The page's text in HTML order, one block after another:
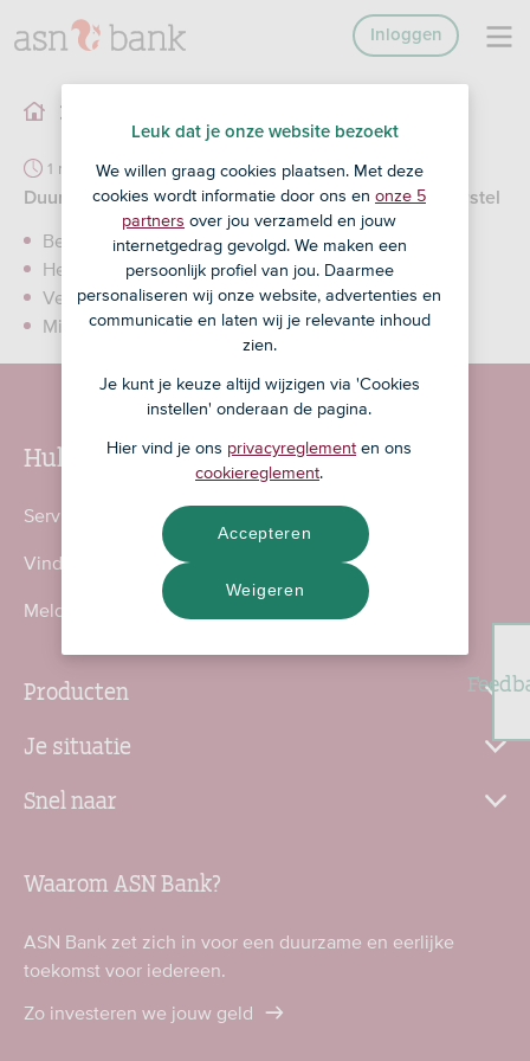
Inloggen
1 min
Duurzame boslandbouw, natuurberscherming en herstel
Betere productie
Herstel biodiversiteit
Vermindering ziekte verspreiding
Minder kans op plagen
Hulp nodig?
Service en contact
Vind een ASN-kantoor
Meld fraude en incidenten
Producten
Je situatie
Snel naar
Waarom ASN Bank?
ASN Bank zet zich in voor een duurzame en eerlijke
toekomst voor iedereen.
Zo investeren we jouw geld
Leuk dat je onze website bezoekt
We willen graag cookies plaatsen. Met deze
cookies wordt informatie door ons en onze 5
partners over jou verzameld en jouw
internetgedrag gevolgd. We maken een
persoonlijk profiel van jou. Daarmee
personaliseren wij onze website, advertenties en
communicatie en laten wij je relevante inhoud
zien.
Je kunt je keuze altijd wijzigen via 'Cookies
instellen' onderaan de pagina.
Hier vind je ons privacyreglement en ons
cookiereglement.
Weigeren
Accepteren